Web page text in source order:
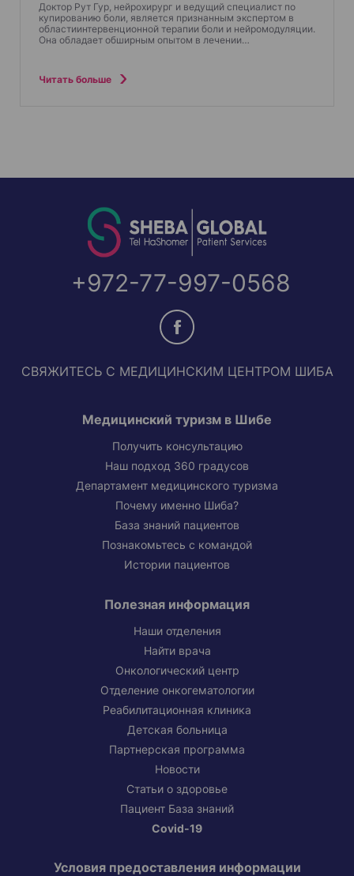
Доктор Рут Гур, нейрохирург и ведущий специалист по
купированию боли, является признанным экспертом в
областиинтервенционной терапии боли и нейромодуляции.
Она обладает обширным опытом в лечении…
Читать больше
+972-77-997-0568
СВЯЖИТЕСЬ С МЕДИЦИНСКИМ ЦЕНТРОМ ШИБА
Медицинский туризм в Шибе
Получить консультацию
Наш подход 360 градусов
Департамент медицинского туризма
Почему именно Шиба?
База знаний пациентов
Познакомьтесь с командой
Истории пациентов
Полезная информация
Наши отделения
Найти врача
Онкологический центр
Отделение онкогематологии
Реабилитационная клиника
Детская больница
Партнерская программа
Новости
Статьи о здоровье
Пациент База знаний
Covid-19
Условия предоставления информации